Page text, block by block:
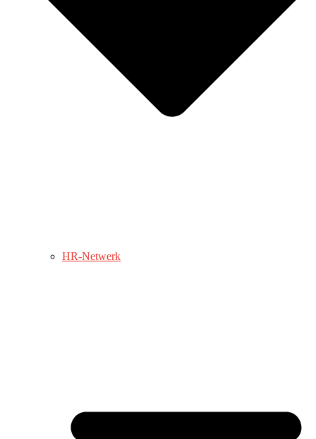
HR-Netwerk